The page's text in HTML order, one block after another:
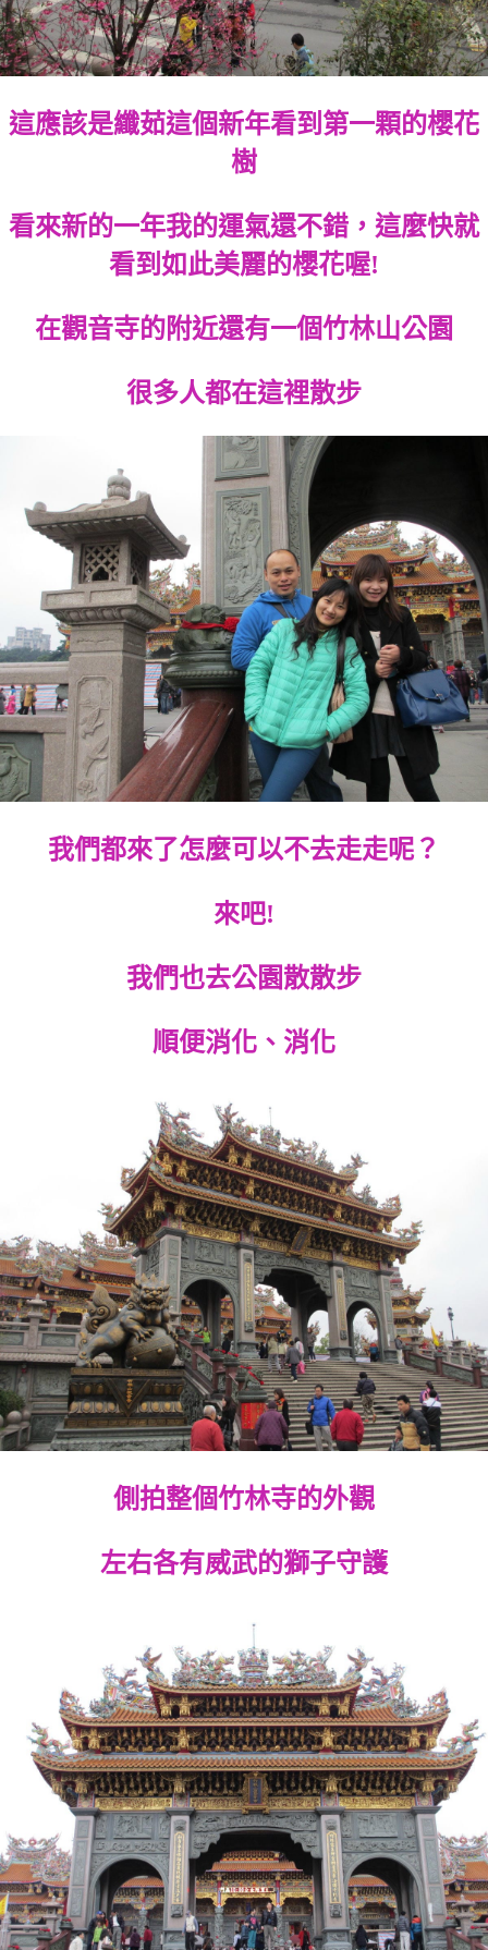
這應該是纖茹這個新年看到第一顆的櫻花
樹
看來新的一年我的運氣還不錯，這麼快就
看到如此美麗的櫻花喔!
在觀音寺的附近還有一個竹林山公園
很多人都在這裡散步
我們都來了怎麼可以不去走走呢？
來吧!
我們也去公園散散步
順便消化、消化
側拍整個竹林寺的外觀
左右各有威武的獅子守護